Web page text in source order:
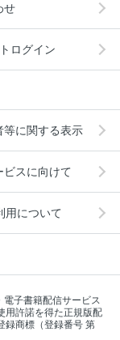
せ
ログイン
等に関する表示
ビスに向けて
用について
子書籍配信サービス
用許諾を得た正規版配
録商標（登録番号 第